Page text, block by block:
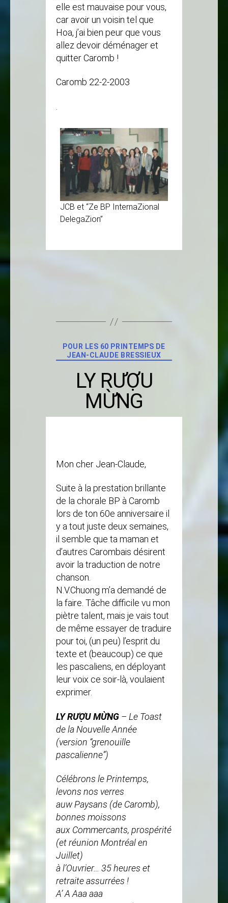
elle est mauvaise pour vous,
car avoir un voisin tel que
Hoa, j’ai bien peur que vous
allez devoir déménager et
quitter Caromb !
Caromb 22-2-2003
JCB et “Ze BP InternaZional
DelegaZion”
Catégories
POUR LES 60 PRINTEMPS DE
JEAN-CLAUDE BRESSIEUX
LY RƯỢU
MỪNG
Mon cher Jean-Claude,
Suite à la prestation brillante
de la chorale BP à Caromb
lors de ton 60e anniversaire il
y a tout juste deux semaines,
il semble que ta maman et
d’autres Carombais désirent
avoir la traduction de notre
chanson.
N.V.Chuong m’a demandé de
la faire. Tâche difficile vu mon
piètre talent, mais je vais tout
de même essayer de traduire
pour toi, (un peu) l’esprit du
texte et (beaucoup) ce que
les pascaliens, en déployant
leur voix ce soir-là, voulaient
exprimer.
LY RƯỢU MỪNG – Le Toast
de la Nouvelle Année
(version “grenouille
pascalienne”)
Célébrons le Printemps,
levons nos verres
auw Paysans (de Caromb),
bonnes moissons
aux Commercants, prospérité
(et réunion Montréal en
Juillet)
à l’Ouvrier… 35 heures et
retraite assurrées !
A’ A Aaa aaa